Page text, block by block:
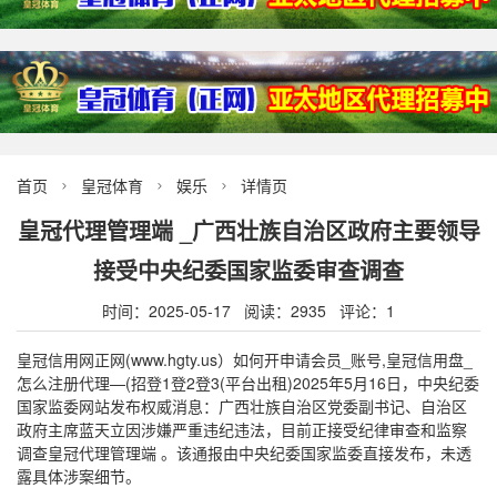
首页  皇冠体育  娱乐  详情页
皇冠代理管理端 _广西壮族自治区政府主要领导
接受中央纪委国家监委审查调查
时间：2025-05-17 阅读：2935 评论：1
皇冠信用网正网(www.hgty.us）如何开申请会员_账号,皇冠信用盘_
怎么注册代理—(招登1登2登3(平台出租)2025年5月16日，中央纪委
国家监委网站发布权威消息：广西壮族自治区党委副书记、自治区
政府主席蓝天立因涉嫌严重违纪违法，目前正接受纪律审查和监察
调查皇冠代理管理端 。该通报由中央纪委国家监委直接发布，未透
露具体涉案细节。